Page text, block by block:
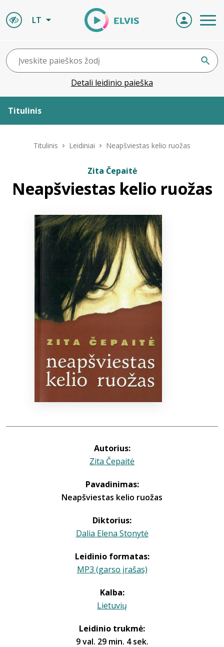
LT
Detali leidinio paieška
Titulinis
ELVIS atvyksta
Naujienos
Bibliotekoms
Titulinis Leidiniai Neapšviestas kelio ruožas
Zita Čepaitė
Neapšviestas kelio ruožas
Autorius:
Zita Čepaitė
Pavadinimas:
Neapšviestas kelio ruožas
Diktorius:
Dalia Elena Stonytė
Leidinio formatas:
MP3 (garso įrašas)
Kalba:
Lietuvių
Leidinio trukmė:
9 val. 29 min. 4 sek.